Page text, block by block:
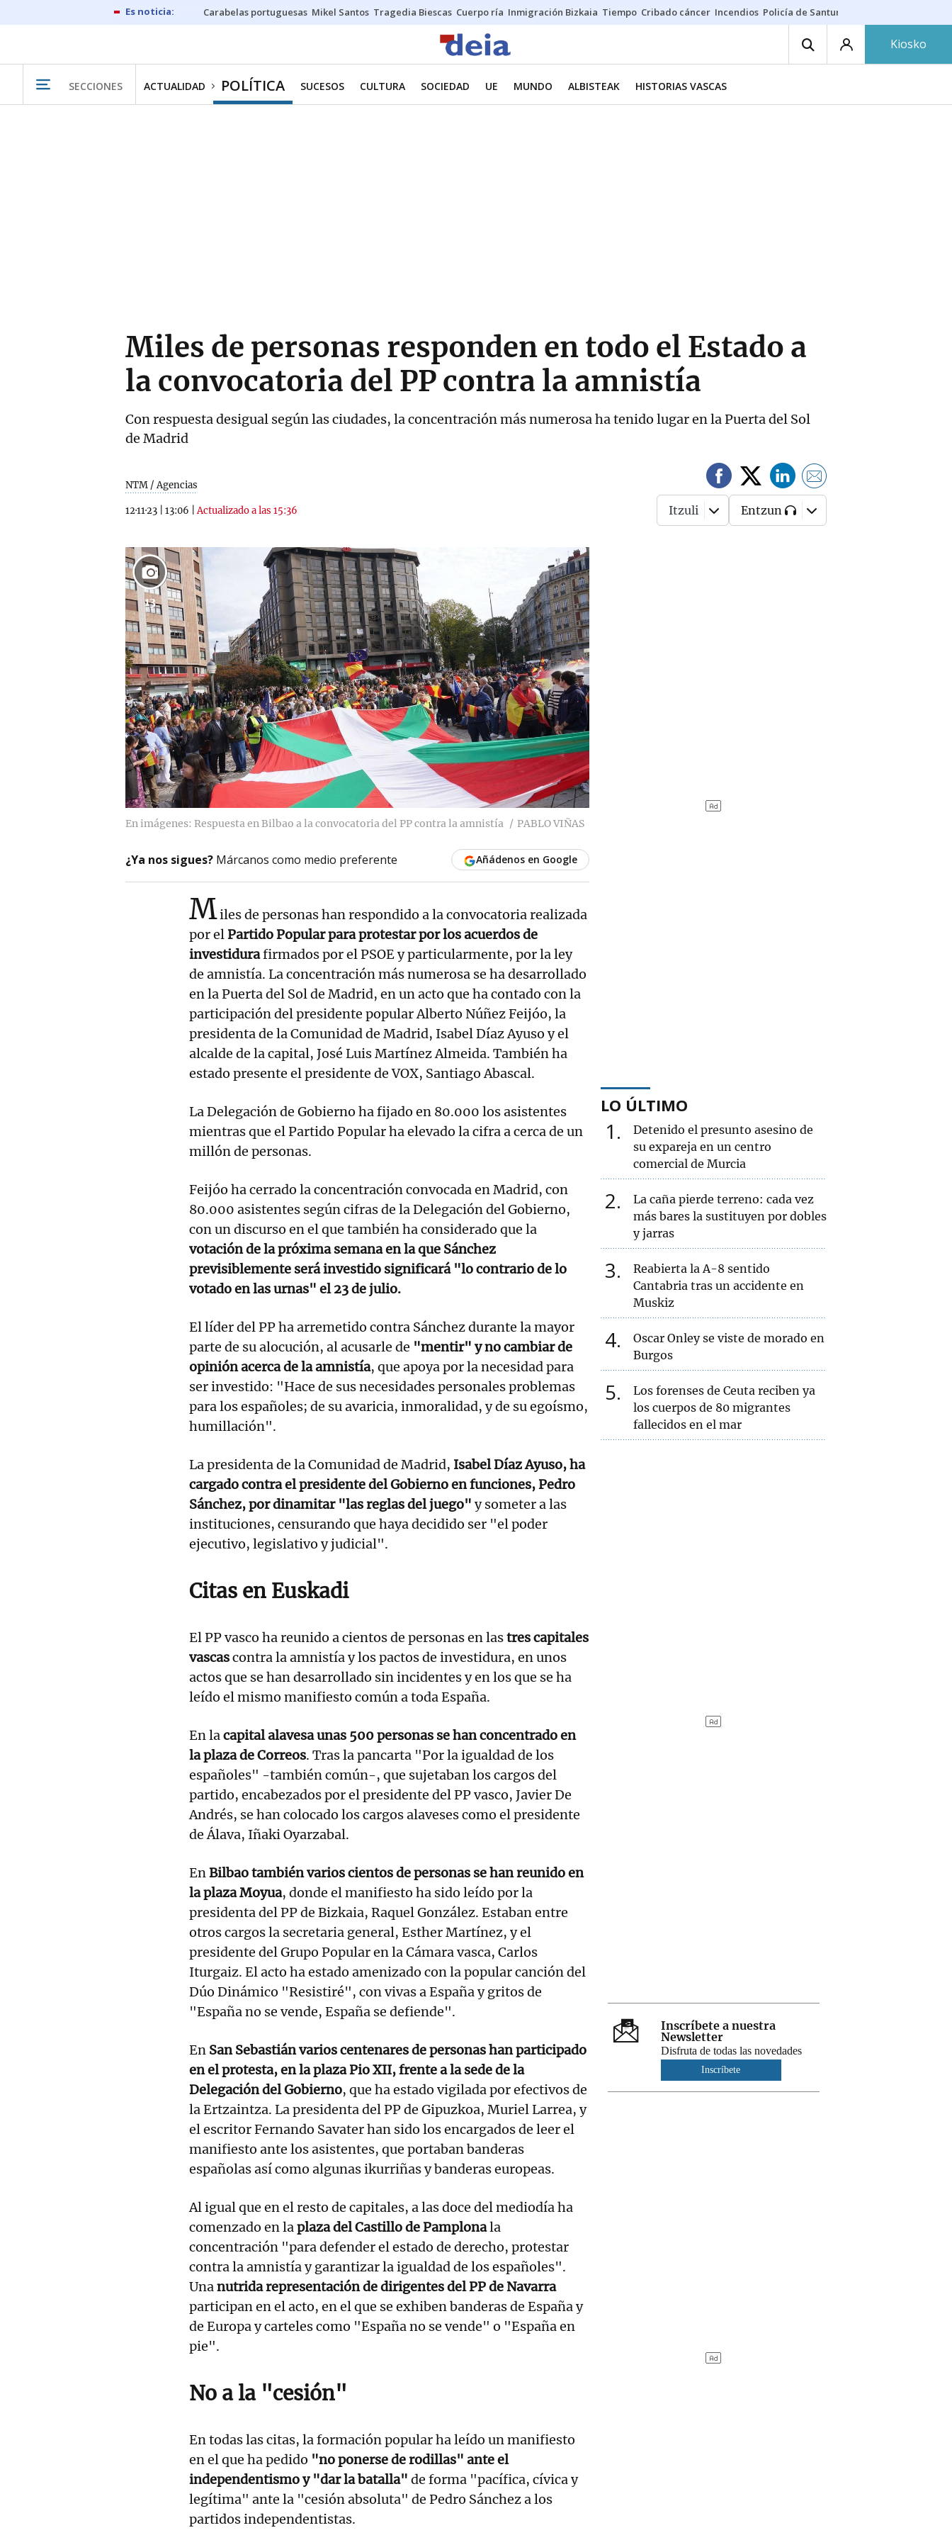
Carabelas portuguesas Mikel Santos Tragedia Biescas Cuerpo ría Inmigración Bizkaia Tiempo Cribado cáncer Incendios Policía de Santurtzi
Kiosko
SECCIONES ACTUALIDAD POLÍTICA SUCESOS CULTURA SOCIEDAD UE MUNDO ALBISTEAK HISTORIAS VASCAS
Miles de personas responden en todo el Estado a
la convocatoria del PP contra la amnistía
Con respuesta desigual según las ciudades, la concentración más numerosa ha tenido lugar en la Puerta del Sol
de Madrid
NTM / Agencias
12·11·23 13:06 |Actualizado a las 15:36 Itzuli Entzun
13
En imágenes: Respuesta en Bilbao a la convocatoria del PP contra la amnistía PABLO VIÑAS
¿Ya nos sigues? Márcanos como medio preferente Añádenos en Google
Miles de personas han respondido a la convocatoria realizada
por elPartido Popular para protestar por los acuerdos de
investidurafirmados por el PSOE y particularmente, por la ley
de amnistía. La concentración más numerosa se ha desarrollado
en la Puerta del Sol de Madrid, en un acto que ha contado con la
participación del presidente popular Alberto Núñez Feijóo, la
presidenta de la Comunidad de Madrid, Isabel Díaz Ayuso y el
alcalde de la capital, José Luis Martínez Almeida. También ha
estado presente el presidente de VOX, Santiago Abascal.
La Delegación de Gobierno ha fijado en 80.000 los asistentes
mientras que el Partido Popular ha elevado la cifra a cerca de un
millón de personas.
Feijóo ha cerrado la concentración convocada en Madrid, con
80.000 asistentes según cifras de la Delegación del Gobierno,
con un discurso en el que también ha considerado que la
votación de la próxima semana en la que Sánchez
previsiblemente será investido significará "lo contrario de lo
votado en las urnas" el 23 de julio.
El líder del PP ha arremetido contra Sánchez durante la mayor
parte de su alocución, al acusarle de "mentir" y no cambiar de
opinión acerca de la amnistía, que apoya por la necesidad para
ser investido: "Hace de sus necesidades personales problemas
para los españoles; de su avaricia, inmoralidad, y de su egoísmo,
humillación".
La presidenta de la Comunidad de Madrid, Isabel Díaz Ayuso, ha
cargado contra el presidente del Gobierno en funciones, Pedro
Sánchez, por dinamitar "las reglas del juego" y someter a las
instituciones, censurando que haya decidido ser "el poder
ejecutivo, legislativo y judicial".
Citas en Euskadi
El PP vasco ha reunido a cientos de personas en lastres capitales
vascascontra la amnistía y los pactos de investidura, en unos
actos que se han desarrollado sin incidentes y en los que se ha
leído el mismo manifiesto común a toda España.
En lacapital alavesa unas 500 personas se han concentrado en
la plaza de Correos. Tras la pancarta "Por la igualdad de los
españoles" -también común-, que sujetaban los cargos del
partido, encabezados por el presidente del PP vasco, Javier De
Andrés, se han colocado los cargos alaveses como el presidente
de Álava, Iñaki Oyarzabal.
EnBilbao también varios cientos de personas se han reunido en
la plaza Moyua, donde el manifiesto ha sido leído por la
presidenta del PP de Bizkaia, Raquel González. Estaban entre
otros cargos la secretaria general, Esther Martínez, y el
presidente del Grupo Popular en la Cámara vasca, Carlos
Iturgaiz. El acto ha estado amenizado con la popular canción del
Dúo Dinámico "Resistiré", con vivas a España y gritos de
"España no se vende, España se defiende".
En San Sebastián varios centenares de personas han participado
en el protesta, en la plaza Pio XII, frente a la sede de la
Delegación del Gobierno, que ha estado vigilada por efectivos de
la Ertzaintza. La presidenta del PP de Gipuzkoa, Muriel Larrea, y
el escritor Fernando Savater han sido los encargados de leer el
manifiesto ante los asistentes, que portaban banderas
españolas así como algunas ikurriñas y banderas europeas.
Al igual que en el resto de capitales, a las doce del mediodía ha
comenzado en laplaza del Castillo de Pamplonala
concentración "para defender el estado de derecho, protestar
contra la amnistía y garantizar la igualdad de los españoles".
Unanutrida representación de dirigentes del PP de Navarra
participan en el acto, en el que se exhiben banderas de España y
de Europa y carteles como "España no se vende" o "España en
pie".
No a la "cesión"
En todas las citas, la formación popular ha leído un manifiesto
en el que ha pedido "no ponerse de rodillas" ante el
independentismo y "dar la batalla" de forma "pacífica, cívica y
legítima" ante la "cesión absoluta" de Pedro Sánchez a los
partidos independentistas.
LO ÚLTIMO
1
Detenido el presunto asesino de
su expareja en un centro
comercial de Murcia
2
La caña pierde terreno: cada vez
más bares la sustituyen por dobles
y jarras
3
Reabierta la A-8 sentido
Cantabria tras un accidente en
Muskiz
4
Oscar Onley se viste de morado en
Burgos
5
Los forenses de Ceuta reciben ya
los cuerpos de 80 migrantes
fallecidos en el mar
Inscríbete a nuestra
Newsletter
Disfruta de todas las novedades
Inscríbete